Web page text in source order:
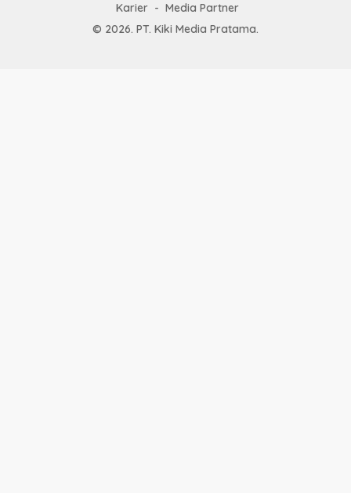
Karier
Media Partner
© 2026. PT. Kiki Media Pratama.